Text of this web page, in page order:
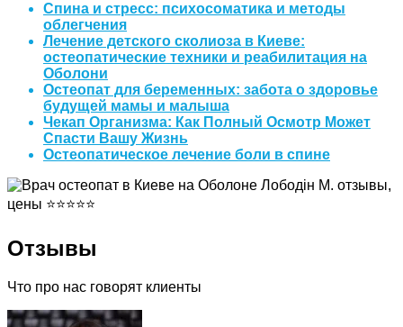
Спина и стресс: психосоматика и методы
облегчения
Лечение детского сколиоза в Киеве:
остеопатические техники и реабилитация на
Оболони
Остеопат для беременных: забота о здоровье
будущей мамы и малыша
Чекап Организма: Как Полный Осмотр Может
Спасти Вашу Жизнь
Остеопатическое лечение боли в спине
Отзывы
Что про нас говорят клиенты